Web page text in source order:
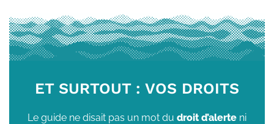
ET SURTOUT : VOS DROITS
Le guide ne disait pas un mot du droit d’alerte ni